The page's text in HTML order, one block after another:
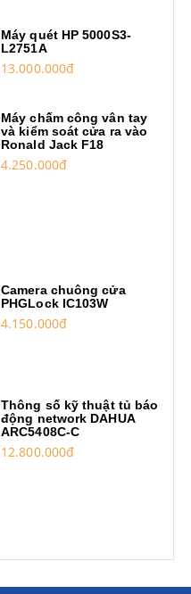
Máy quét HP 5000S3-
L2751A
13.000.000đ
Máy chấm công vân tay
và kiểm soát cửa ra vào
Ronald Jack F18
4.250.000đ
Camera chuông cửa
PHGLock IC103W
4.150.000đ
Thông số kỹ thuật tủ báo
động network DAHUA
ARC5408C-C
12.800.000đ